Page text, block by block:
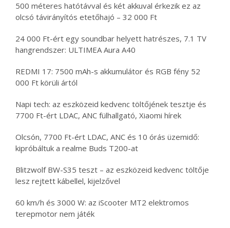
500 méteres hatótávval és két akkuval érkezik ez az
olcsó távirányítós etetőhajó – 32 000 Ft
24 000 Ft-ért egy soundbar helyett hatrészes, 7.1 TV
hangrendszer: ULTIMEA Aura A40
REDMI 17: 7500 mAh-s akkumulátor és RGB fény 52
000 Ft körüli ártól
Napi tech: az eszközeid kedvenc töltőjének tesztje és
7700 Ft-ért LDAC, ANC fülhallgató, Xiaomi hírek
Olcsón, 7700 Ft-ért LDAC, ANC és 10 órás üzemidő:
kipróbáltuk a realme Buds T200-at
Blitzwolf BW-S35 teszt – az eszközeid kedvenc töltője
lesz rejtett kábellel, kijelzővel
60 km/h és 3000 W: az iScooter MT2 elektromos
terepmotor nem játék